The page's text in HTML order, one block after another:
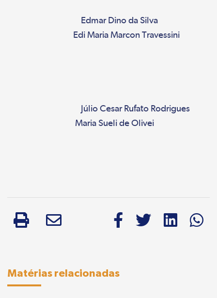
Edmar Dino da Silva
Edi Maria Marcon Travessini
Júlio Cesar Rufato Rodrigues
Maria Sueli de Olivei
Matérias relacionadas